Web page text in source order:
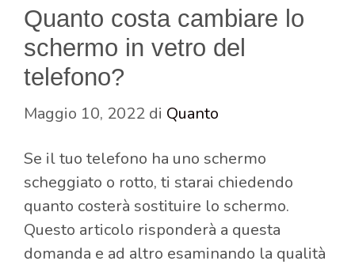
Quanto costa cambiare lo
schermo in vetro del
telefono?
Maggio 10, 2022 di Quanto
Se il tuo telefono ha uno schermo
scheggiato o rotto, ti starai chiedendo
quanto costerà sostituire lo schermo.
Questo articolo risponderà a questa
domanda e ad altro esaminando la qualità